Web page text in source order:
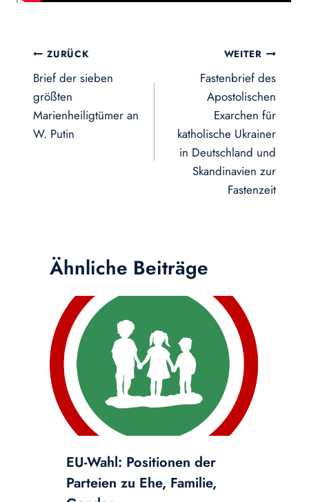
Beitragsnavigation
ZURÜCK
Brief der sieben
größten
Marienheiligtümer an
W. Putin
WEITER
Fastenbrief des
Apostolischen
Exarchen für
katholische Ukrainer
in Deutschland und
Skandinavien zur
Fastenzeit
Ähnliche Beiträge
EU-Wahl: Positionen der
Parteien zu Ehe, Familie,